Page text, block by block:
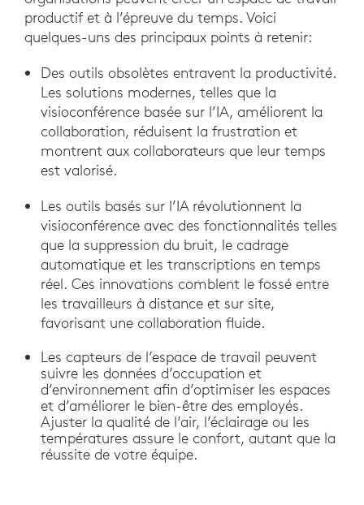
productif et à l’épreuve du temps. Voici
quelques-uns des principaux points à retenir:
Des outils obsolètes entravent la productivité.
Les solutions modernes, telles que la
visioconférence basée sur l’IA, améliorent la
collaboration, réduisent la frustration et
montrent aux collaborateurs que leur temps
est valorisé.
Les outils basés sur l’IA révolutionnent la
visioconférence avec des fonctionnalités telles
que la suppression du bruit, le cadrage
automatique et les transcriptions en temps
réel. Ces innovations comblent le fossé entre
les travailleurs à distance et sur site,
favorisant une collaboration fluide.
Les capteurs de l’espace de travail peuvent
suivre les données d’occupation et
d’environnement afin d’optimiser les espaces
et d’améliorer le bien-être des employés.
Ajuster la qualité de l’air, l’éclairage ou les
températures assure le confort, autant que la
réussite de votre équipe.